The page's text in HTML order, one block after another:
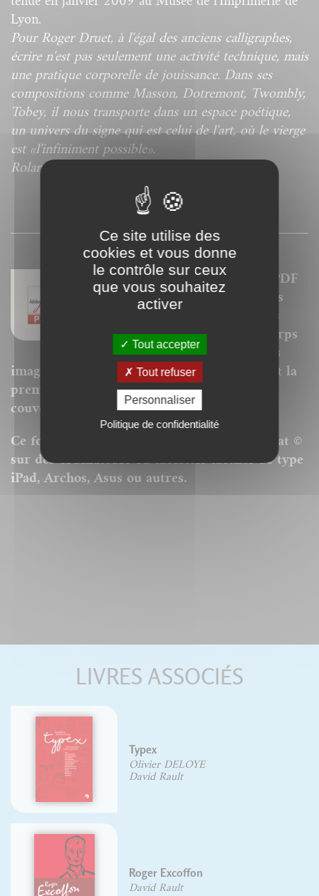
Lyon.
Pour Roger Druet, à l'égal des anciens calligraphes,
écrire n'est pas seulement une activité technique, mais
une pratique corporelle de jouissance. Dans ses
compositions comme Masson, Dotremont, Twombly,
Tobey, il nous transporte dans un espace poétique,
un univers du signe qui est celui de l'art, où le vierge
est «l'infiniment possible».
Roland Barthes
PRESSE
Nos ebooks sont des versions PDF
homothétiques des livres de nos
modifiables (changement de corps
pour la police, modification des
images). La pagination est donc respectée et la
première page du livre est remplacée par la
couverture.
Ce format peut être lu par le logiciel Acrobat ©
sur des ordinateurs ou tablettes tactiles de type
iPad, Archos, Asus ou autres.
LIVRES ASSOCIÉS
Typex
Olivier DELOYE
David Rault
Roger Excoffon
David Rault
Ce site utilise des
cookies et vous donne
le contrôle sur ceux
que vous souhaitez
activer
Tout accepter
Tout refuser
Personnaliser
Politique de confidentialité